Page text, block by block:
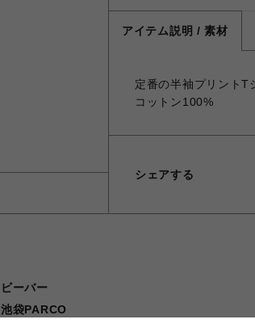
アイテム説明 / 素材
定番の半袖プリントT
コットン100%
シェアする
ビーバー
池袋PARCO